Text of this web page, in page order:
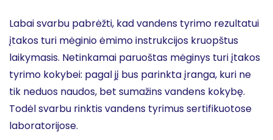
Labai svarbu pabrėžti, kad vandens tyrimo rezultatui
įtakos turi mėginio ėmimo instrukcijos kruopštus
laikymasis. Netinkamai paruoštas mėginys turi įtakos
tyrimo kokybei: pagal jį bus parinkta įranga, kuri ne
tik neduos naudos, bet sumažins vandens kokybę.
Todėl svarbu rinktis vandens tyrimus sertifikuotose
laboratorijose.